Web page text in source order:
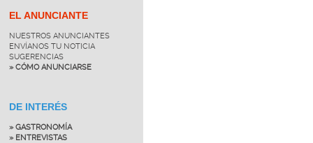
EL ANUNCIANTE
NUESTROS ANUNCIANTES
ENVÍANOS TU NOTICIA
SUGERENCIAS
» CÓMO ANUNCIARSE
DE INTERÉS
» GASTRONOMÍA
» ENTREVISTAS